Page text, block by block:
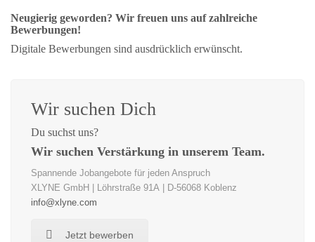
Neugierig geworden? Wir freuen uns auf zahlreiche
Bewerbungen!
Digitale Bewerbungen sind ausdrücklich erwünscht.
Wir suchen Dich
Du suchst uns?
Wir suchen Verstärkung in unserem Team.
Spannende Jobangebote für jeden Anspruch
XLYNE GmbH | Löhrstraße 91A | D-56068 Koblenz
info@xlyne.com
Jetzt bewerben